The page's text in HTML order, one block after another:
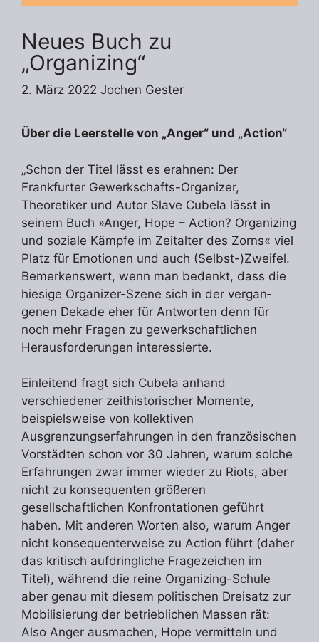
Neues Buch zu
„Organizing“
2. März 2022 Jochen Gester
Über die Leerstelle von „Anger“ und „Action“
„Schon der Titel lässt es erahnen: Der
Frankfurter Gewerkschafts-Organizer,
Theoretiker und Autor Slave Cubela lässt in
seinem Buch »Anger, Hope – Action? Organizing
und soziale Kämpfe im Zeitalter des Zorns« viel
Platz für Emotionen und auch (Selbst-)Zweifel.
Be­merkenswert, wenn man bedenkt, dass die
hiesige Organizer-Szene sich in der vergan­
genen Dekade eher für Antworten denn für
noch mehr Fragen zu gewerkschaftlichen
Heraus­forderungen interessierte.
Einleitend fragt sich Cubela anhand
verschiedener zeithistorischer Momente,
beispiels­weise von kollektiven
Ausgrenzungserfahrungen in den französischen
Vorstädten schon vor 30 Jahren, warum solche
Erfahrungen zwar immer wieder zu Riots, aber
nicht zu konsequenten größeren
gesellschaftlichen Konfrontationen geführt
haben. Mit anderen Worten also, warum Anger
nicht konsequenterweise zu Action führt (daher
das kritisch aufdringliche Fragezeichen im
Titel), während die reine Organizing-Schule
aber genau mit diesem politischen Dreisatz zur
Mobilisierung der betrieblichen Massen rät:
Also Anger ausmachen, Hope vermitteln und